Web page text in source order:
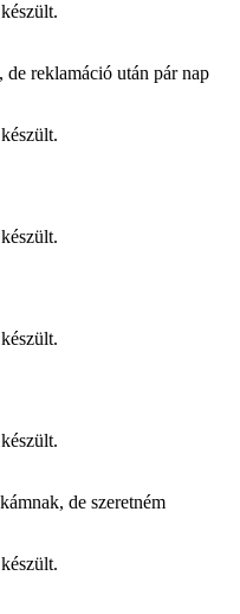
reklamáció után pár nap
de szeretném